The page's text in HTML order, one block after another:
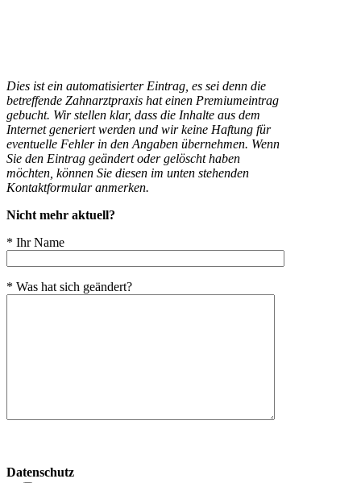
Dies ist ein automatisierter Eintrag, es sei denn die
betreffende Zahnarztpraxis hat einen Premiumeintrag
gebucht. Wir stellen klar, dass die Inhalte aus dem
Internet generiert werden und wir keine Haftung für
eventuelle Fehler in den Angaben übernehmen. Wenn
Sie den Eintrag geändert oder gelöscht haben
möchten, können Sie diesen im unten stehenden
Kontaktformular anmerken.
Nicht mehr aktuell?
* Ihr Name
* Was hat sich geändert?
dieses
Datenschutz